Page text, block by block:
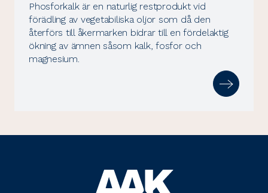
Phosforkalk är en naturlig restprodukt vid
förädling av vegetabiliska oljor som då den
återförs till åkermarken bidrar till en fördelaktig
ökning av ämnen såsom kalk, fosfor och
magnesium.